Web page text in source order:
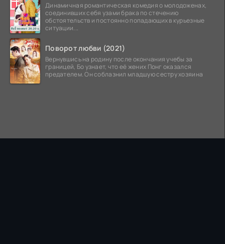
Динамичная романтическая комедия о молодоженах,
соединивших себя узами брака по стечению
обстоятельств и постоянно попадающих в курьезные
ситуации...
Поворот любви (2021)
Вернувшись на родину после окончания учебы за
границей, Бо узнает, что её жених Понг оказался
предателем. Он соблазнил младшую сестру хозяина